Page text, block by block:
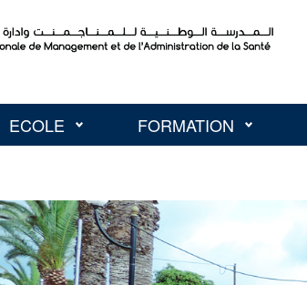
ECOLE FORMATION